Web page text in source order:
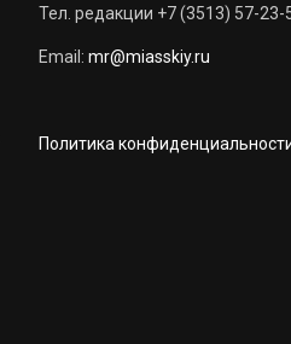
Тел. редакции +7 (3513) 57-23-
Email: mr@miasskiy.ru
Политика